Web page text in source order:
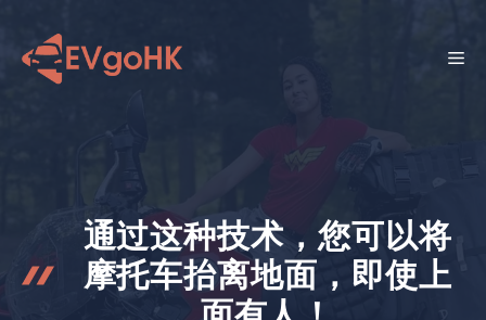
菜
通过这种技术，您可以将
摩托车抬离地面，即使上